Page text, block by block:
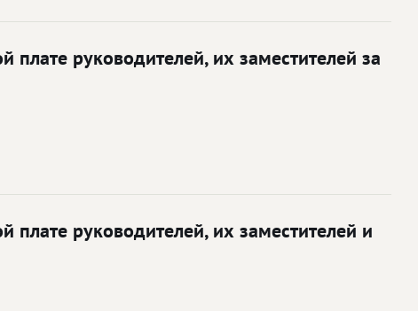
руководителей, их заместителей за
руководителей, их заместителей и